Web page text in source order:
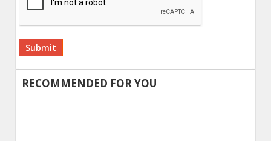
Alternative:
RECOMMENDED FOR YOU